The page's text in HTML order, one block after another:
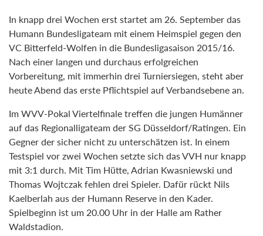
In knapp drei Wochen erst startet am 26. September das
Humann Bundesligateam mit einem Heimspiel gegen den
VC Bitterfeld-Wolfen in die Bundesligasaison 2015/16.
Nach einer langen und durchaus erfolgreichen
Vorbereitung, mit immerhin drei Turniersiegen, steht aber
heute Abend das erste Pflichtspiel auf Verbandsebene an.
Im WVV-Pokal Viertelfinale treffen die jungen Humänner
auf das Regionalligateam der SG Düsseldorf/Ratingen. Ein
Gegner der sicher nicht zu unterschätzen ist. In einem
Testspiel vor zwei Wochen setzte sich das VVH nur knapp
mit 3:1 durch. Mit Tim Hütte, Adrian Kwasniewski und
Thomas Wojtczak fehlen drei Spieler. Dafür rückt Nils
Kaelberlah aus der Humann Reserve in den Kader.
Spielbeginn ist um 20.00 Uhr in der Halle am Rather
Waldstadion.